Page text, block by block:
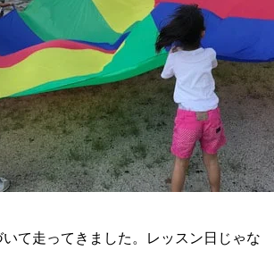
て走ってきました。レッスン日じゃな